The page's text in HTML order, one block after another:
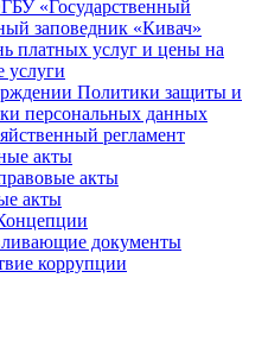
«Государственный
заповедник «Кивач»
платных услуг и цены на
услуги
Политики защиты и
персональных данных
регламент
акты
акты
акты
документы
коррупции